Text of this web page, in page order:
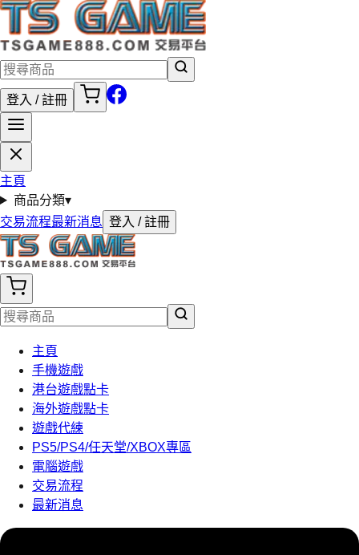
登入 / 註冊
主頁
商品分類▾
交易流程最新消息 登入 / 註冊
主頁
手機遊戲
港台遊戲點卡
海外遊戲點卡
遊戲代練
PS5/PS4/任天堂/XBOX專區
電腦遊戲
交易流程
最新消息